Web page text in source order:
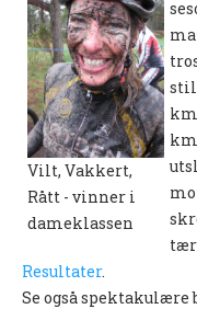
Løpe for Halden
Løpergruppe
Join Halden?
Støtteapparat
UFO (2.-10. KLASSE)
Nyheter
Ny på o-løp?
Vilt, Vakkert,
Rått - vinner i
dameklassen
stil
Resultater.
Se også